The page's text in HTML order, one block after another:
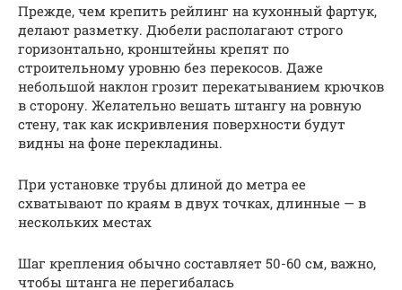
Прежде, чем крепить рейлинг на кухонный фартук,
делают разметку. Дюбели располагают строго
горизонтально, кронштейны крепят по
строительному уровню без перекосов. Даже
небольшой наклон грозит перекатыванием крючков
в сторону. Желательно вешать штангу на ровную
стену, так как искривления поверхности будут
видны на фоне перекладины.
При установке трубы длиной до метра ее
схватывают по краям в двух точках, длинные — в
нескольких местах
Шаг крепления обычно составляет 50-60 см, важно,
чтобы штанга не перегибалась